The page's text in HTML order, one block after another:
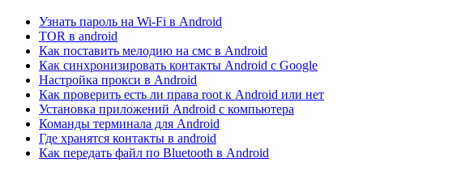
Узнать пароль на Wi-Fi в Android
TOR в android
Как поставить мелодию на смс в Android
Как синхронизировать контакты Android с Google
Настройка прокси в Android
Как проверить есть ли права root к Android или нет
Установка приложений Android с компьютера
Команды терминала для Android
Где хранятся контакты в android
Как передать файл по Bluetooth в Android